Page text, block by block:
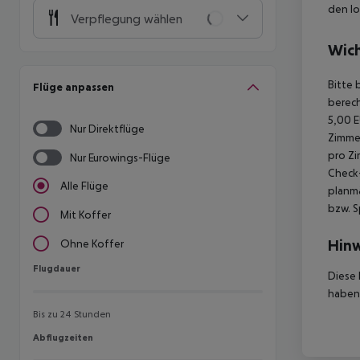
Verpflegung wählen
Flüge anpassen
Nur Direktflüge
Nur Eurowings-Flüge
Alle Flüge
Mit Koffer
Ohne Koffer
Flugdauer
Flugdauer
Bis zu 24 Stunden
Abflugzeiten
Abflugzeiten
den
Bitte
5,00
pro
bzw.
Diese